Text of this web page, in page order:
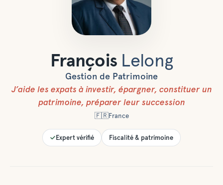
François Lelong
Gestion de Patrimoine
J’aide les expats à investir, épargner, constituer un
patrimoine, préparer leur succession
🇫🇷France
Expert vérifié Fiscalité & patrimoine